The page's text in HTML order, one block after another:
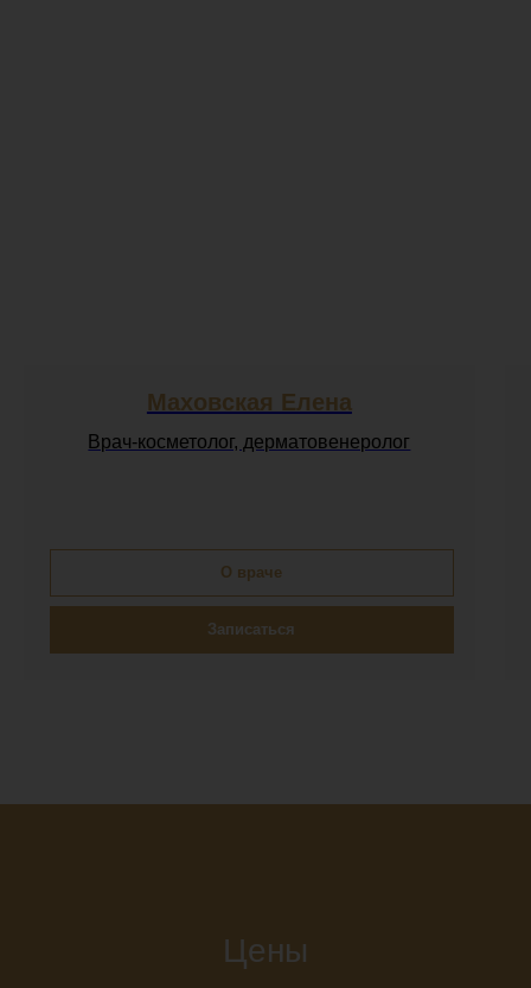
Маховская Елена
Врач-косметолог, дерматовенеролог
О враче
Записаться
Цены